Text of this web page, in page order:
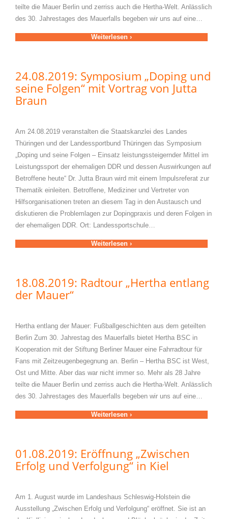
teilte die Mauer Berlin und zerriss auch die Hertha-Welt. Anlässlich
des 30. Jahrestages des Mauerfalls begeben wir uns auf eine…
Weiterlesen ›
24.08.2019: Symposium „Doping und
seine Folgen“ mit Vortrag von Jutta
Braun
Am 24.08.2019 veranstalten die Staatskanzlei des Landes
Thüringen und der Landessportbund Thüringen das Symposium
„Doping und seine Folgen – Einsatz leistungssteigernder Mittel im
Leistungssport der ehemaligen DDR und dessen Auswirkungen auf
Betroffene heute“ Dr. Jutta Braun wird mit einem Impulsreferat zur
Thematik einleiten. Betroffene, Mediziner und Vertreter von
Hilfsorganisationen treten an diesem Tag in den Austausch und
diskutieren die Problemlagen zur Dopingpraxis und deren Folgen in
der ehemaligen DDR. Ort: Landessportschule…
Weiterlesen ›
18.08.2019: Radtour „Hertha entlang
der Mauer“
Hertha entlang der Mauer: Fußballgeschichten aus dem geteilten
Berlin Zum 30. Jahrestag des Mauerfalls bietet Hertha BSC in
Kooperation mit der Stiftung Berliner Mauer eine Fahrradtour für
Fans mit Zeitzeugenbegegnung an. Berlin – Hertha BSC ist West,
Ost und Mitte. Aber das war nicht immer so. Mehr als 28 Jahre
teilte die Mauer Berlin und zerriss auch die Hertha-Welt. Anlässlich
des 30. Jahrestages des Mauerfalls begeben wir uns auf eine…
Weiterlesen ›
01.08.2019: Eröffnung „Zwischen
Erfolg und Verfolgung“ in Kiel
Am 1. August wurde im Landeshaus Schleswig-Holstein die
Ausstellung „Zwischen Erfolg und Verfolgung“ eröffnet. Sie ist an